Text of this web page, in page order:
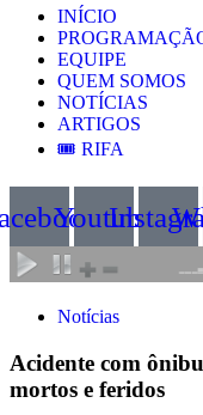
INÍCIO
EQUIPE
QUEM SOMOS
NOTÍCIAS
ARTIGOS
🎟️ RIFA
Youtube
Notícias
Acidente com
mortos e feridos